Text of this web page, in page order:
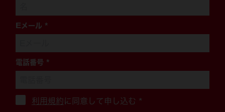
Eメール *
電話番号 *
利用規約に同意して申し込む *